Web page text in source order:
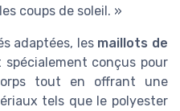
coups de soleil. »
adaptées, les maillots de
conçus pour
tout en offrant une
tels que le polyester